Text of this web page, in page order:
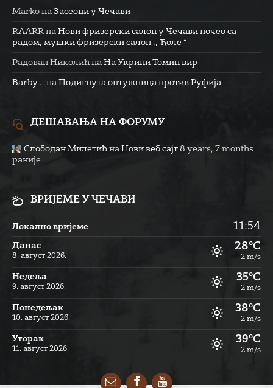
Marko на Засеоци у Чечави
RAARR на Нови фризерски салон у Чечави почео са
радом, мушки фризерски салон ,, Ђоле “
Радован Николић на На Укрини Томин вир
Barby... на Подигнута оптужница против Руфија
ДЕШАВАЊА НА ФОРУМУ
Слободан Милетић на Нови веб сајт 8 years, 7 months
раније
ВРИЈЕМЕ У ЧЕЧАВИ
Локално вријеме 11:54
Данас
8. август 2026.
28°C
2 m/s
Недеља
9. август 2026.
35°C
2 m/s
Понедељак
10. август 2026.
38°C
2 m/s
Уторак
11. август 2026.
39°C
2 m/s
EmailFacebookYouTube